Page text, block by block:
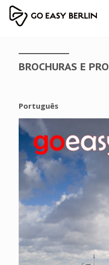
BROCHURAS E
Português